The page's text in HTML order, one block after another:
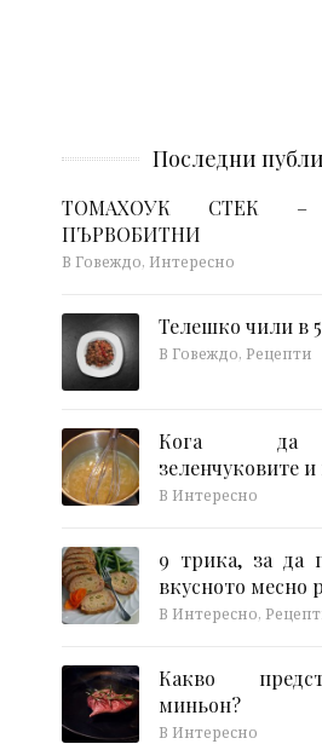
Последни
ТОМАХОУК СТЕК
ПЪРВОБИТНИ
В Говеждо, Интересно
Телешко чили в
В Говеждо, Рецепти
Кога да
зеленчуковите
В Интересно
9 трика, за да
вкусното месно
В Интересно,
Какво
миньон?
В Интересно